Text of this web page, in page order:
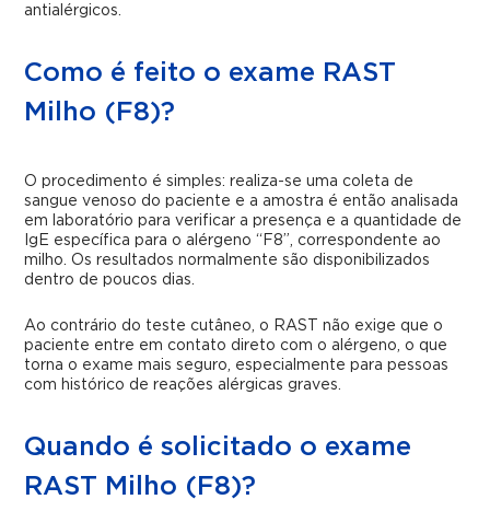
antialérgicos.
Como é feito o exame RAST
Milho (F8)?
O procedimento é simples: realiza-se uma coleta de
sangue venoso do paciente e a amostra é então analisada
em laboratório para verificar a presença e a quantidade de
IgE específica para o alérgeno “F8”, correspondente ao
milho. Os resultados normalmente são disponibilizados
dentro de poucos dias.
Ao contrário do teste cutâneo, o RAST não exige que o
paciente entre em contato direto com o alérgeno, o que
torna o exame mais seguro, especialmente para pessoas
com histórico de reações alérgicas graves.
Quando é solicitado o exame
RAST Milho (F8)?